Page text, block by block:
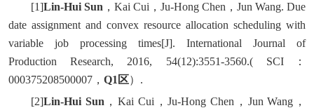
[1]Lin-Hui Sun ，Kai Cui，Ju-Hong Chen，Jun Wang. Due
date assignment and convex resource allocation scheduling with
variable job processing times[J]. International Journal of
Production Research, 2016, 54(12):3551-3560.( SCI：
000375208500007， Q1 区）.
[2]Lin-Hui Sun ，Kai Cui，Ju-Hong Chen，Jun Wang，